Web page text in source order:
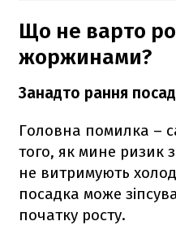
Що не варто
жоржинами?
Занадто рання
Головна помилка –
того, як мине ризик
не витримують
посадка може
початку росту.